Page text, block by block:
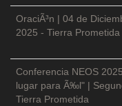
OraciÃ³n | 04 de
2025 - Tierra Prometida
Conferencia NEOS
lugar para Ã‰l" |
Tierra Prometida